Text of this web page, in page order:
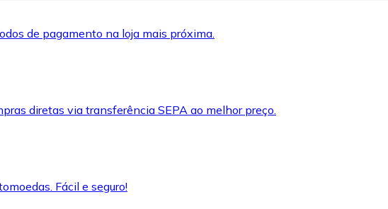
de pagamento na loja mais próxima.
diretas via transferência SEPA ao melhor preço.
Fácil e seguro!